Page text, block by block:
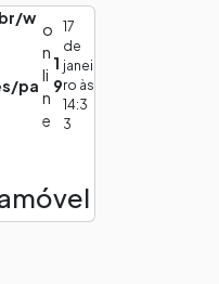
w
pa
o
n
li
n
e
1
9
17
de
janei
ro às
14:3
3